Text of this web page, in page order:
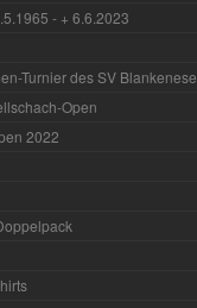
- + 6.6.2023
Turnier des SV Blankenese
Open
2022